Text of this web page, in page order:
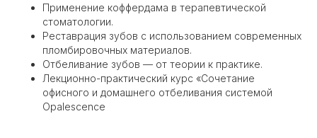
Применение коффердама в терапевтической
стоматологии.
Реставрация зубов с использованием современных
пломбировочных материалов.
Отбеливание зубов — от теории к практике.
Лекционно-практический курс «Сочетание
офисного и домашнего отбеливания системой
Opalescence